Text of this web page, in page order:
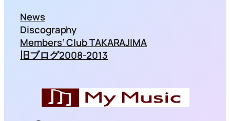
News
Discography
Members’ Club TAKARAJIMA
旧ブログ2008-2013